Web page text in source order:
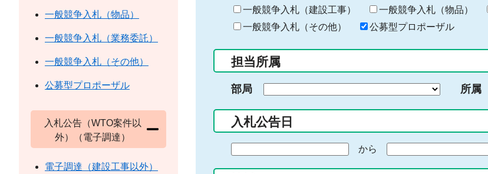
キ
ー
ー
入
力
一般競争入札（建設工事） 一般競争入札（物品）
一般競争入札（その他）
公募型プロポーザル
担当所属
部局 所属
入札公告日
から
一般競争入札（物品）
一般競争入札（業務委託）
一般競争入札（その他）
公募型プロポーザル
入札公告（WTO案件以
外）（電子調達）
電子調達（建設工事以外）